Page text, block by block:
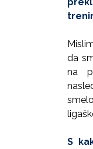
da
na
S